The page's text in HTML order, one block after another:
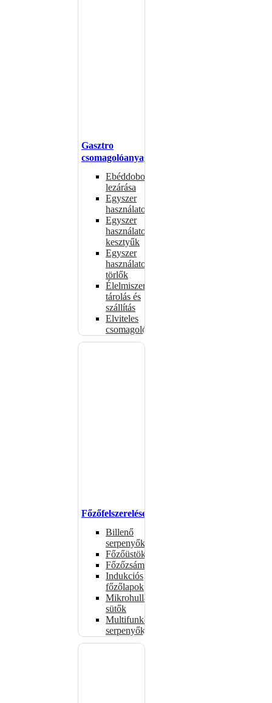
Gasztro
csomagolóanyagok
Ebéddobozok
lezárása
Egyszer
használatos
Egyszer
használatos
kesztyűk
Egyszer
használatos
törlők
Élelmiszer-
tárolás és
szállítás
Elviteles
csomagolóanyagok
Főzőfelszerelések
Billenő
serpenyők
Főzőüstök
Főzőzsámolyok
Indukciós
főzőlapok
Mikrohullámú
sütők
Multifunkciós
serpenyők